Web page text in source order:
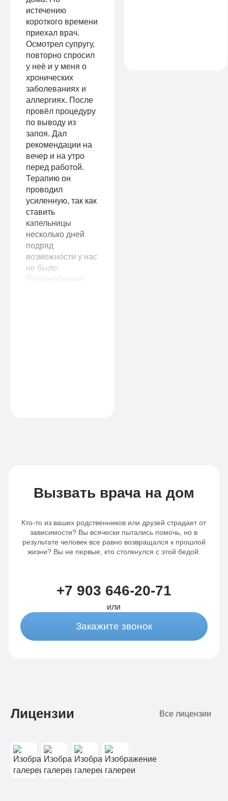
истечению
короткого времени
приехал врач.
Осмотрел супругу,
повторно спросил
у неё и у меня о
хронических
заболеваниях и
аллергиях. После
провёл процедуру
по выводу из
запоя. Дал
рекомендации на
вечер и на утро
перед работой.
Терапию он
проводил
усиленную, так как
ставить
капельницы
несколько дней
подряд
возможности у нас
не было.
Профессионал
Вызвать врача на дом
Кто-то из ваших родственников или друзей страдает от
зависимости? Вы всячески пытались помочь, но в
результате человек все равно возвращался к прошлой
жизни? Вы не первые, кто столкнулся с этой бедой.
+7 903 646-20-71
или
Закажите звонок
Лицензии Все лицензии